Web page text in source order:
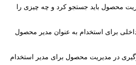
محصول باید جستجو کرد و چه چیزی را
برای استخدام به عنوان مدیر محصول
در مدیریت محصول برای مدیر استخدام